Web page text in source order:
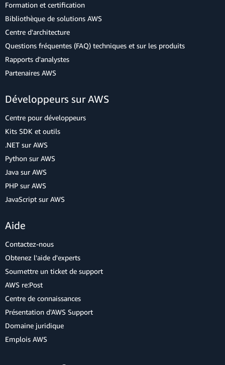
Formation et certification
Bibliothèque de solutions AWS
Centre d'architecture
Questions fréquentes (FAQ) techniques et sur les produits
Rapports d'analystes
Partenaires AWS
Développeurs sur AWS
Centre pour développeurs
Kits SDK et outils
.NET sur AWS
Python sur AWS
Java sur AWS
PHP sur AWS
JavaScript sur AWS
Aide
Contactez-nous
Obtenez l'aide d'experts
Soumettre un ticket de support
AWS re:Post
Centre de connaissances
Présentation d'AWS Support
Domaine juridique
Emplois AWS